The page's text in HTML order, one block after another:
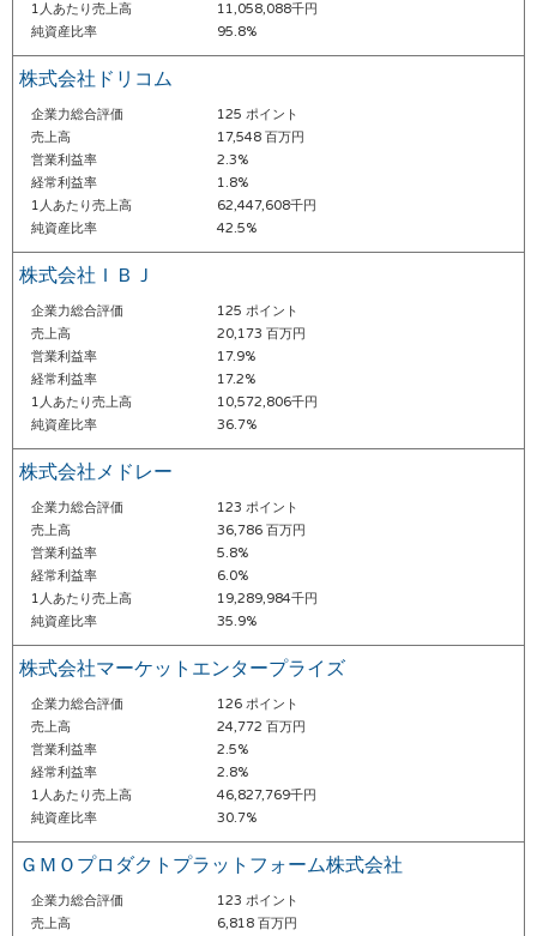
1人あたり売上高
11,058,088千円
純資産比率
95.8%
株式会社ドリコム
企業力総合評価
125 ポイント
売上高
17,548 百万円
営業利益率
2.3%
経常利益率
1.8%
1人あたり売上高
62,447,608千円
純資産比率
42.5%
株式会社ＩＢＪ
企業力総合評価
125 ポイント
売上高
20,173 百万円
営業利益率
17.9%
経常利益率
17.2%
1人あたり売上高
10,572,806千円
純資産比率
36.7%
株式会社メドレー
企業力総合評価
123 ポイント
売上高
36,786 百万円
営業利益率
5.8%
経常利益率
6.0%
1人あたり売上高
19,289,984千円
純資産比率
35.9%
株式会社マーケットエンタープライズ
企業力総合評価
126 ポイント
売上高
24,772 百万円
営業利益率
2.5%
経常利益率
2.8%
1人あたり売上高
46,827,769千円
純資産比率
30.7%
ＧＭＯプロダクトプラットフォーム株式会社
企業力総合評価
123 ポイント
売上高
6,818 百万円